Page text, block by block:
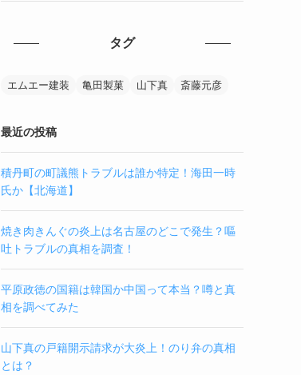
タグ
エムエー建装 亀田製菓 山下真 斎藤元彦
最近の投稿
積丹町の町議熊トラブルは誰か特定！海田一時
氏か【北海道】
焼き肉きんぐの炎上は名古屋のどこで発生？嘔
吐トラブルの真相を調査！
平原政徳の国籍は韓国か中国って本当？噂と真
相を調べてみた
山下真の戸籍開示請求が大炎上！のり弁の真相
とは？